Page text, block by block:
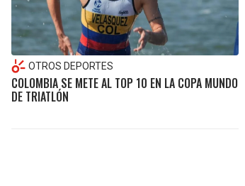
OTROS DEPORTES
COLOMBIA SE METE AL TOP 10 EN LA COPA MUNDO
DE TRIATLÓN